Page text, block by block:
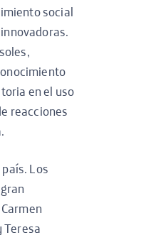
social
en el uso
reacciones
Los
Teresa